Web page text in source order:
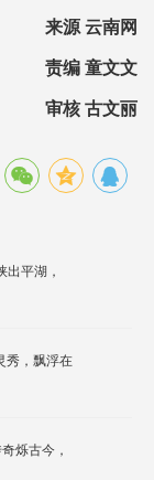
来源 云南网
责编 童文文
审核 古文丽
出平湖，
秀，飘浮在
烁古今，